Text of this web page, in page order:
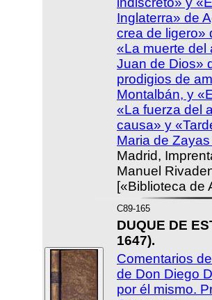
Inglaterra» de
crea de ligero»
«La muerte del
Juan de Dios»
prodigios de
Montalbán, y
«La fuerza del
causa» y
Maria de
Madrid,
Manuel
[«Biblioteca de
C89-165
DUQUE DE
1647).
Comentarios
de Don Diego
por él mismo.